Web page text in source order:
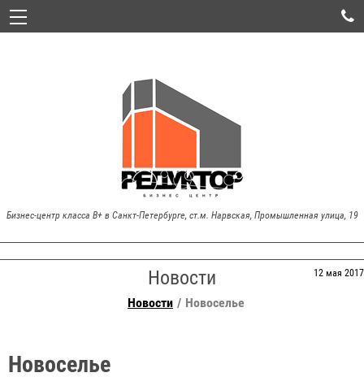

Бизнес-центр класса В+ в Санкт-Петербурге, ст.м. Нарвская, Промышленная улица, 19
Новости 12 мая 2017
Новости Новоселье
Новоселье